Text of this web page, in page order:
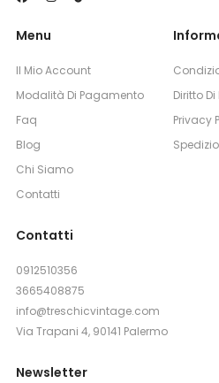
Menu
Il Mio Account
Modalità Di Pagamento
Faq
Blog
Chi Siamo
Contatti
Diritto
Privacy
Contatti
0912510356
3665408875
info@treschicvintage.com
Via Trapani 4, 90141 Palermo
Newsletter